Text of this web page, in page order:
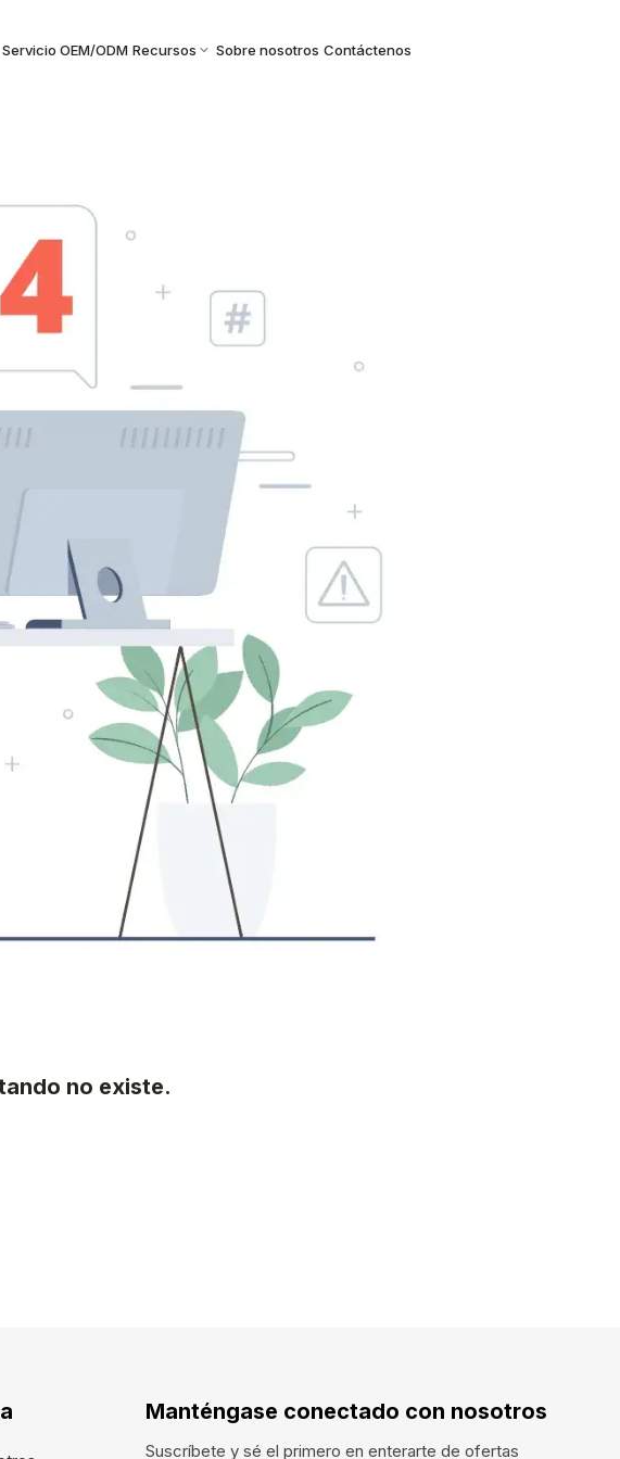
Servicio OEM/ODM Recursos Sobre nosotros Contáctenos
no existe.
Manténgase conectado con nosotros
Suscríbete y sé el primero en enterarte de ofertas